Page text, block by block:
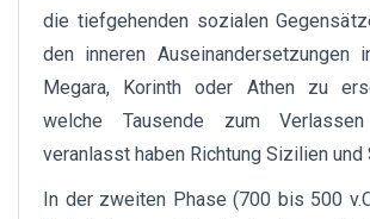
die tiefgehenden sozialen
den inneren Auseinandersetzungen
Megara, Korinth oder Athen zu
welche Tausende zum
veranlasst haben Richtung Sizilien und
In der zweiten Phase (700 bis 500